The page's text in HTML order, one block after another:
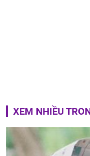
XEM NHIỀU